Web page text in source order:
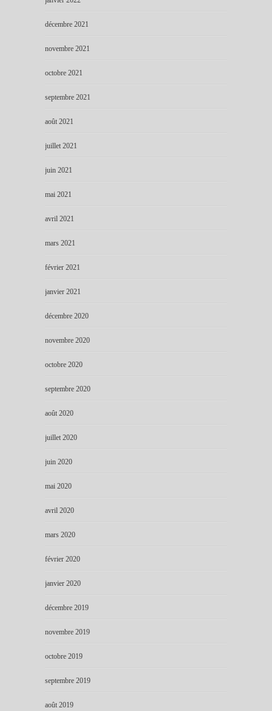
décembre 2021
novembre 2021
octobre 2021
septembre 2021
août 2021
juillet 2021
juin 2021
mai 2021
avril 2021
mars 2021
février 2021
janvier 2021
décembre 2020
novembre 2020
octobre 2020
septembre 2020
août 2020
juillet 2020
juin 2020
mai 2020
avril 2020
mars 2020
février 2020
janvier 2020
décembre 2019
novembre 2019
octobre 2019
septembre 2019
août 2019